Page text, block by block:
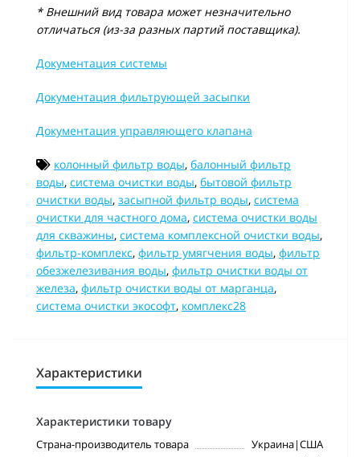
* Внешний вид товара может незначительно
отличаться (из-за разных партий поставщика).
Документация системы
Документация фильтрующей засыпки
Документация управляющего клапана
колонный фильтр воды, балонный фильтр
воды, система очистки воды, бытовой фильтр
очистки воды, засыпной фильтр воды, система
очистки для частного дома, система очистки воды
для скважины, система комплексной очистки воды,
фильтр-комплекс, фильтр умягчения воды, фильтр
обезжелезивания воды, фильтр очистки воды от
железа, фильтр очистки воды от марганца,
система очистки экософт, комплекс28
Характеристики
Характеристики товару
Страна-производитель товара
Украина|США